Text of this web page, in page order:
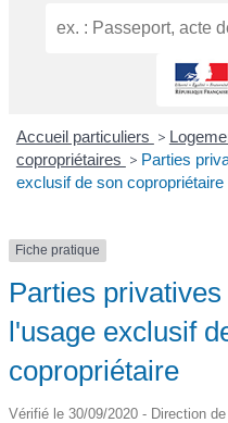
Accueil particuliers >
copropriétaires > Parties
exclusif de son copropriétaire
Fiche pratique
Parties
l'usage exclusif
copropriétaire
Vérifié le 30/09/2020 - Direction